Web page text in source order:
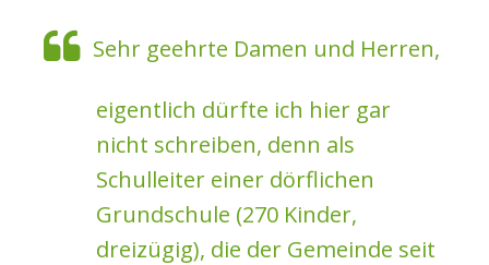
Sehr geehrte Damen und Herren,
eigentlich dürfte ich hier gar
nicht schreiben, denn als
Schulleiter einer dörflichen
Grundschule (270 Kinder,
dreizügig), die der Gemeinde seit